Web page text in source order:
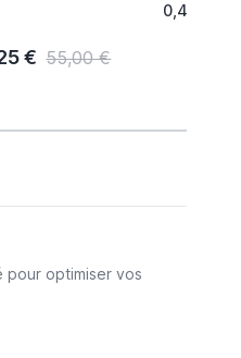
€ 55,00 €
0,45 kg
pour optimiser vos